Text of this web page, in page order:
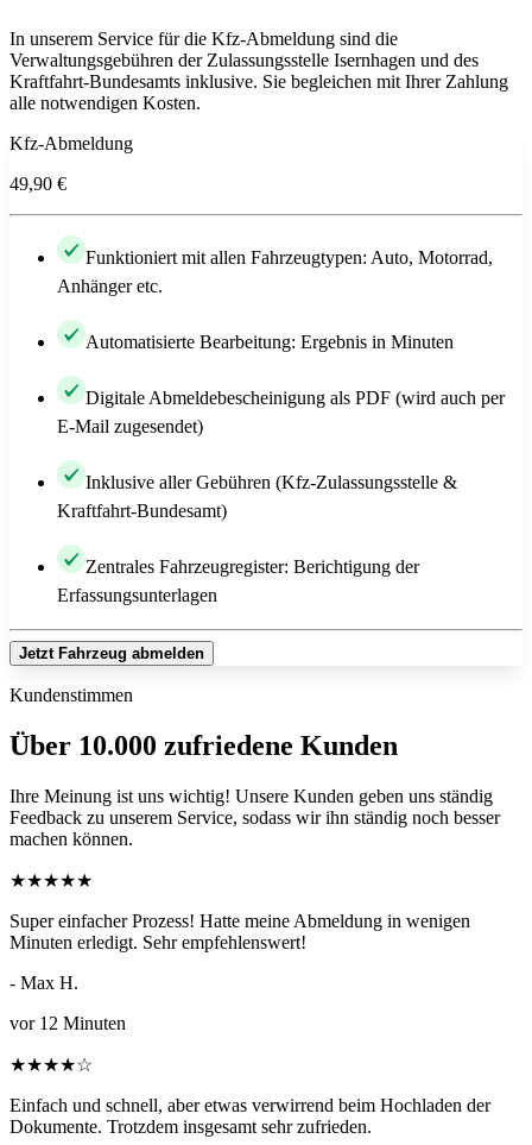
In unserem Service für die Kfz-Abmeldung sind die
Verwaltungsgebühren der Zulassungsstelle Isernhagen und des
Kraftfahrt-Bundesamts inklusive. Sie begleichen mit Ihrer Zahlung
alle notwendigen Kosten.
Kfz-Abmeldung
49,90 €
Funktioniert mit allen Fahrzeugtypen: Auto, Motorrad,
Anhänger etc.
Automatisierte Bearbeitung: Ergebnis in Minuten
Digitale Abmeldebescheinigung als PDF (wird auch per
E-Mail zugesendet)
Inklusive aller Gebühren (Kfz-Zulassungsstelle &
Kraftfahrt-Bundesamt)
Zentrales Fahrzeugregister: Berichtigung der
Erfassungsunterlagen
Jetzt Fahrzeug abmelden
Kundenstimmen
Über 10.000 zufriedene Kunden
Ihre Meinung ist uns wichtig! Unsere Kunden geben uns ständig
Feedback zu unserem Service, sodass wir ihn ständig noch besser
machen können.
★★★★★
Super einfacher Prozess! Hatte meine Abmeldung in wenigen
Minuten erledigt. Sehr empfehlenswert!
- Max H.
vor 12 Minuten
★★★★☆
Einfach und schnell, aber etwas verwirrend beim Hochladen der
Dokumente. Trotzdem insgesamt sehr zufrieden.